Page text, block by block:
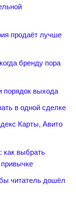
продаёт лучше
бренду пора
порядок выхода
в одной сделке
Карты, Авито
как выбрать
читатель дошёл